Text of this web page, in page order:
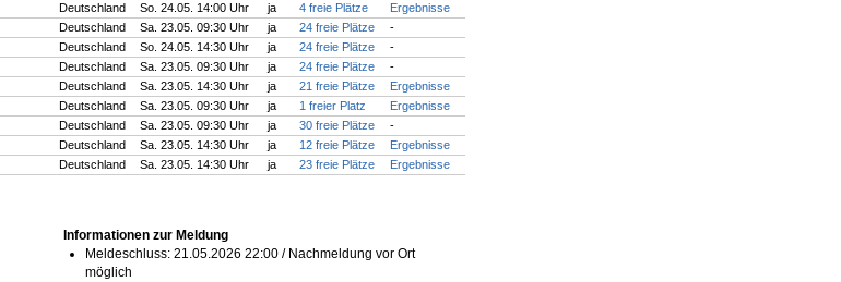
Deutschland So. 24.05. 14:00 Uhr ja 4 freie Plätze
Ergebnisse
Deutschland Sa. 23.05. 09:30 Uhr ja 24 freie Plätze
-
Deutschland So. 24.05. 14:30 Uhr ja 24 freie Plätze
-
Deutschland Sa. 23.05. 09:30 Uhr ja 24 freie Plätze
-
Deutschland Sa. 23.05. 14:30 Uhr ja 21 freie Plätze
Ergebnisse
Deutschland Sa. 23.05. 09:30 Uhr ja 1 freier Platz
Ergebnisse
Deutschland Sa. 23.05. 09:30 Uhr ja 30 freie Plätze
-
Deutschland Sa. 23.05. 14:30 Uhr ja 12 freie Plätze
Ergebnisse
Deutschland Sa. 23.05. 14:30 Uhr ja 23 freie Plätze Ergebnisse
Informationen zur Meldung
Meldeschluss: 21.05.2026 22:00 / Nachmeldung vor Ort
möglich